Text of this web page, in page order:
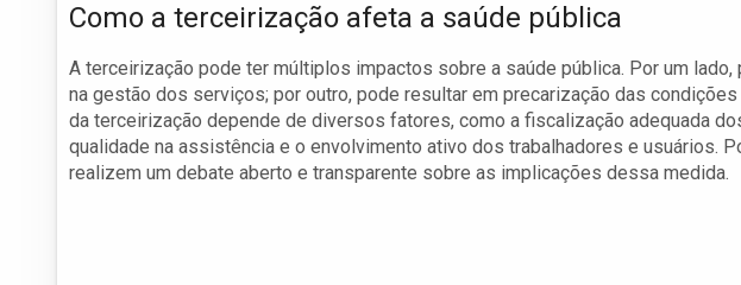
Como a terceirização afeta a saúde pública
A terceirização pode ter múltiplos impactos sobre a saúde pública. Por um
na gestão dos serviços; por outro, pode resultar em precarização das
da terceirização depende de diversos fatores, como a fiscalização adequada
qualidade na assistência e o envolvimento ativo dos trabalhadores e usuários.
realizem um debate aberto e transparente sobre as implicações dessa medida.